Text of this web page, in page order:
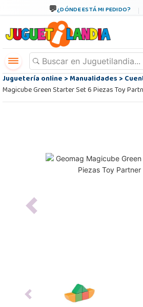
¿DÓNDE ESTÁ MI PEDIDO?
Juguetería online>Manualidades>
Magicube Green Starter Set 6 Piezas Toy
Previous
Previous